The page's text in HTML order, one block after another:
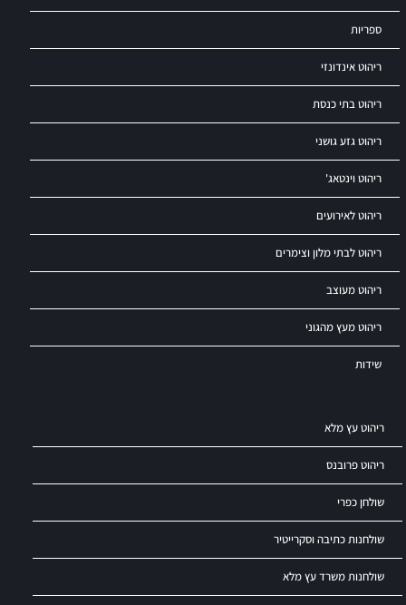
ספריות
ריהוט אינדונזי
ריהוט בתי כנסת
ריהוט גזע גושני
ריהוט וינטאג'
ריהוט לאירועים
ריהוט לבתי מלון וצימרים
ריהוט מעוצב
ריהוט מעץ מהגוני
שידות
ריהוט עץ מלא
ריהוט פרובנס
שולחן כפרי
שולחנות כתיבה וסקרייטיר
שולחנות משרד עץ מלא